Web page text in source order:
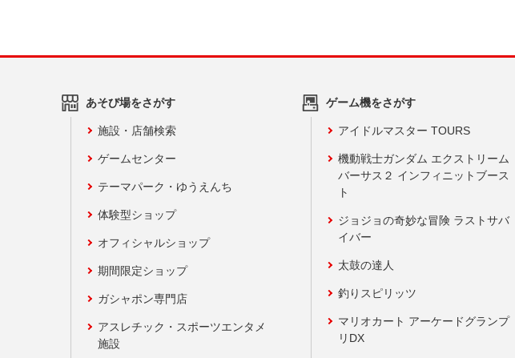
あそび場をさがす
施設・店舗検索
ゲームセンター
テーマパーク・ゆうえんち
体験型ショップ
オフィシャルショップ
期間限定ショップ
ガシャポン専門店
アスレチック・スポーツエンタメ
施設
ゲーム機をさがす
アイドルマスター TOURS
機動戦士ガンダム エクストリーム
バーサス２ インフィニットブース
ト
ジョジョの奇妙な冒険 ラストサバ
イバー
太鼓の達人
釣りスピリッツ
マリオカート アーケードグランプ
リDX